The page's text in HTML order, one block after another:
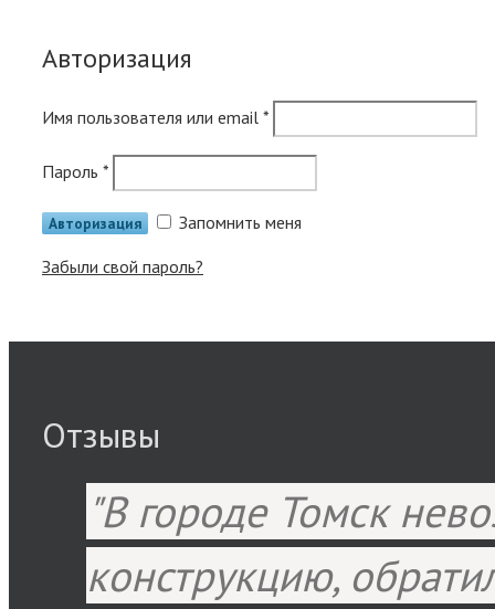
Авторизация
Имя пользователя или email *
Пароль *
Запомнить меня
Забыли свой пароль?
Отзывы
В городе Томск
конструкцию,